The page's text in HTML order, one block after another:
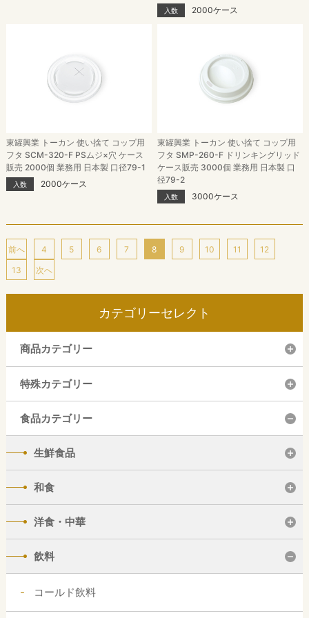
入数 2000ケース
東罐興業 トーカン 使い捨て コップ用
フタ SCM-320-F PSムジ×穴 ケース
販売 2000個 業務用 日本製 口径79-1
入数 2000ケース
東罐興業 トーカン 使い捨て コップ用
フタ SMP-260-F ドリンキングリッド
ケース販売 3000個 業務用 日本製 口
径79-2
入数 3000ケース
前へ 4 5 6 7 8 9 10 11
12
13
次へ
カテゴリーセレクト
商品カテゴリー
特殊カテゴリー
食品カテゴリー
生鮮食品
和食
洋食・中華
飲料
コールド飲料